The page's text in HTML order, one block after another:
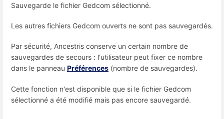
Sauvegarde le fichier Gedcom sélectionné.
Les autres fichiers Gedcom ouverts ne sont pas sauvegardés.
Par sécurité, Ancestris conserve un certain nombre de
sauvegardes de secours : l'utilisateur peut fixer ce nombre
dans le panneau Préférences (nombre de sauvegardes).
Cette fonction n'est disponible que si le fichier Gedcom
sélectionné a été modifié mais pas encore sauvegardé.